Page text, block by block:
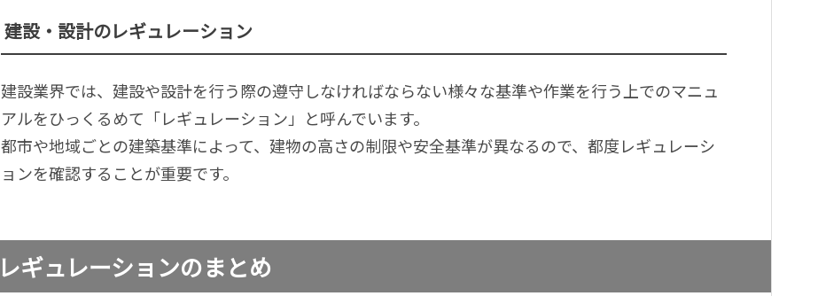
建設・設計のレギュレーション
建設業界では、建設や設計を行う際の遵守しなければならない様々な基準や作業を行う上でのマニュ
アルをひっくるめて「レギュレーション」と呼んでいます。
都市や地域ごとの建築基準によって、建物の高さの制限や安全基準が異なるので、都度レギュレーシ
ョンを確認することが重要です。
レギュレーションのまとめ